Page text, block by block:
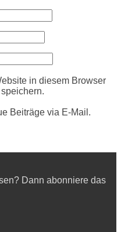
in diesem Browser
Beiträge via E-Mail.
Dann abonniere das